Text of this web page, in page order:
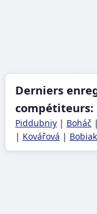
Derniers
compétiteurs:
Piddubniy | Boháč |
| Kovářová | Bobiak